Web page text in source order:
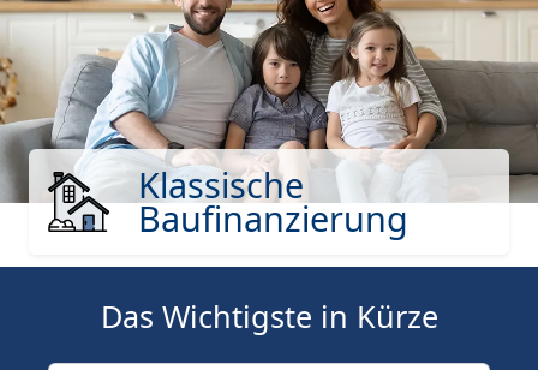
Klassische
Baufinanzierung
Das Wichtigste in Kürze